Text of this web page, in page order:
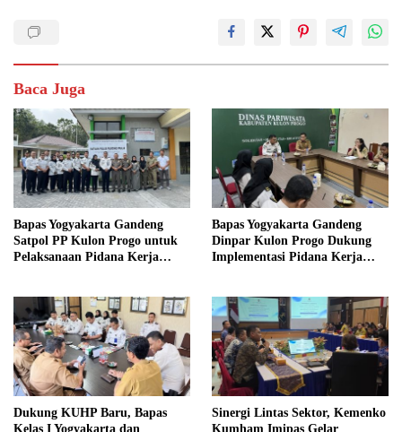
Baca Juga
Bapas Yogyakarta Gandeng
Satpol PP Kulon Progo untuk
Pelaksanaan Pidana Kerja
Bapas Yogyakarta Gandeng
Dinpar Kulon Progo Dukung
Implementasi Pidana Kerja
Dukung KUHP Baru, Bapas
Kelas I Yogyakarta dan
Sinergi Lintas Sektor, Kemenko
Kumham Imipas Gelar